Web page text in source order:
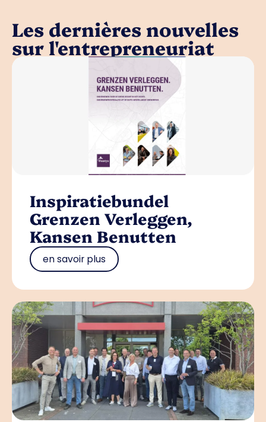
Les dernières nouvelles
sur l'entrepreneuriat
Inspiratiebundel
Grenzen Verleggen,
Kansen Benutten
en savoir plus